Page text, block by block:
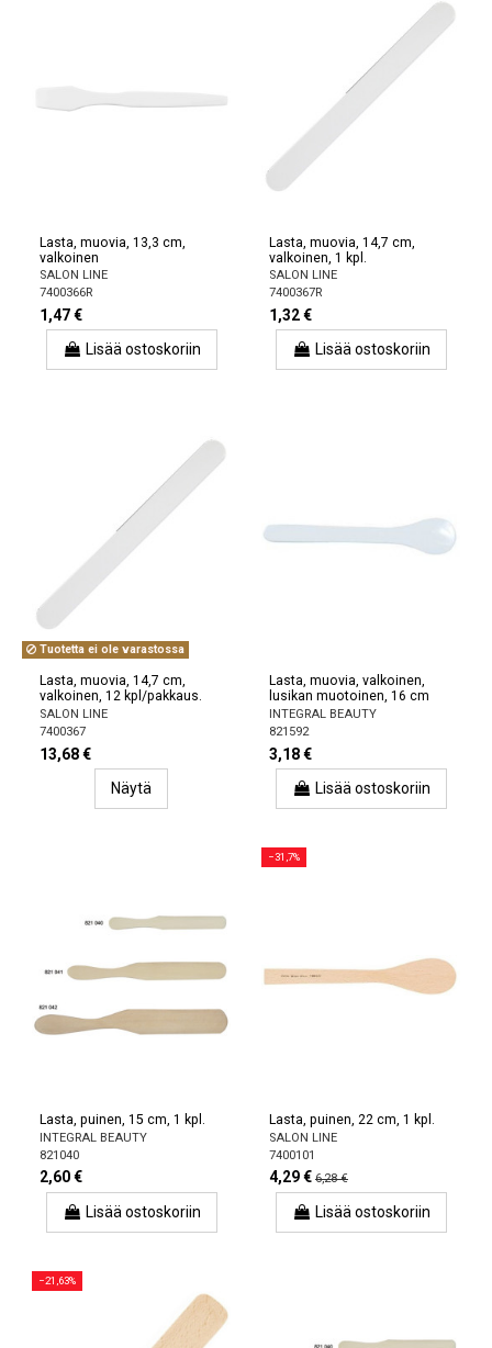
Lasta, muovia, 13,3 cm,
valkoinen
SALON LINE
7400366R
1,47 €
Lisää ostoskoriin
Lasta, muovia, 14,7 cm,
valkoinen, 1 kpl.
SALON LINE
7400367R
1,32 €
Lisää ostoskoriin
Tuotetta ei ole varastossa
Lasta, muovia, 14,7 cm,
valkoinen, 12 kpl/pakkaus.
SALON LINE
7400367
13,68 €
Näytä
Lasta, muovia, valkoinen,
lusikan muotoinen, 16 cm
INTEGRAL BEAUTY
821592
3,18 €
Lisää ostoskoriin
Lasta, puinen, 15 cm, 1 kpl.
INTEGRAL BEAUTY
821040
2,60 €
Lisää ostoskoriin
−31,7%
Lasta, puinen, 22 cm, 1 kpl.
SALON LINE
7400101
4,29 € 6,28 €
Lisää ostoskoriin
−21,63%